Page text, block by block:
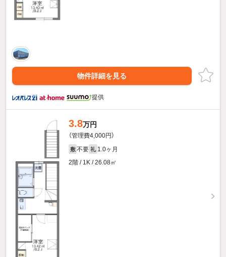
物件詳細を見る
提供
3.8万円
（管理費4,000円）
敷 不要 礼 1.0ヶ月
2階 / 1K / 26.08㎡